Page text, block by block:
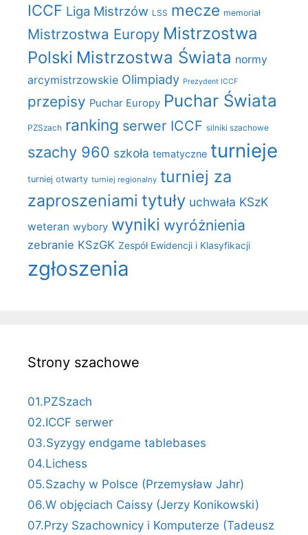
ICCF Liga Mistrzów LSS mecze memoriał
Mistrzostwa Europy Mistrzostwa
Polski Mistrzostwa Świata normy
arcymistrzowskie Olimpiady Prezydent ICCF
przepisy Puchar Europy Puchar Świata
PZSzach ranking serwer ICCF silniki szachowe
szachy 960 szkoła tematyczne turnieje
turniej otwarty turniej regionalny turniej za
zaproszeniami tytuły uchwała KSzK
weteran wybory wyniki wyróżnienia
zebranie KSzGK Zespół Ewidencji i Klasyfikacji
zgłoszenia
Strony szachowe
01.PZSzach
02.ICCF serwer
03.Syzygy endgame tablebases
04.Lichess
05.Szachy w Polsce (Przemysław Jahr)
06.W objęciach Caissy (Jerzy Konikowski)
07.Przy Szachownicy i Komputerze (Tadeusz